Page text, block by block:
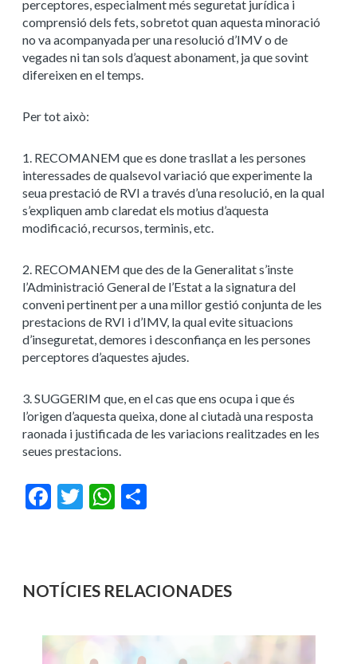
perceptores, especialment més seguretat jurídica i
comprensió dels fets, sobretot quan aquesta minoració
no va acompanyada per una resolució d’IMV o de
vegades ni tan sols d’aquest abonament, ja que sovint
difereixen en el temps.
Per tot això:
1. RECOMANEM que es done trasllat a les persones
interessades de qualsevol variació que experimente la
seua prestació de RVI a través d’una resolució, en la qual
s’expliquen amb claredat els motius d’aquesta
modificació, recursos, terminis, etc.
2. RECOMANEM que des de la Generalitat s’inste
l’Administració General de l’Estat a la signatura del
conveni pertinent per a una millor gestió conjunta de les
prestacions de RVI i d’IMV, la qual evite situacions
d’inseguretat, demores i desconfiança en les persones
perceptores d’aquestes ajudes.
3. SUGGERIM que, en el cas que ens ocupa i que és
l’origen d’aquesta queixa, done al ciutadà una resposta
raonada i justificada de les variacions realitzades en les
seues prestacions.
Facebook
Twitter WhatsApp
NOTÍCIES RELACIONADES